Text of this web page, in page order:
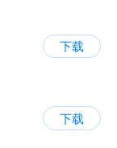
下载
下载